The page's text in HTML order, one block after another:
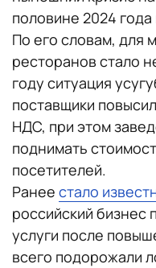
половине 2024
По его словам, для
ресторанов стало
году ситуация
поставщики
НДС, при этом
поднимать
посетителей.
Ранее стало
российский бизнес
услуги после
всего подорожали